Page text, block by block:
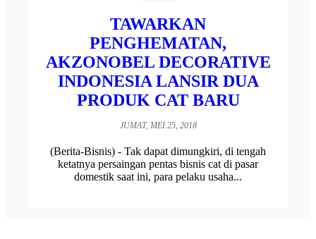
TAWARKAN
PENGHEMATAN,
AKZONOBEL DECORATIVE
INDONESIA LANSIR DUA
PRODUK CAT BARU
JUMAT, MEI 25, 2018
(Berita-Bisnis) - Tak dapat dimungkiri, di tengah
ketatnya persaingan pentas bisnis cat di pasar
domestik saat ini, para pelaku usaha...